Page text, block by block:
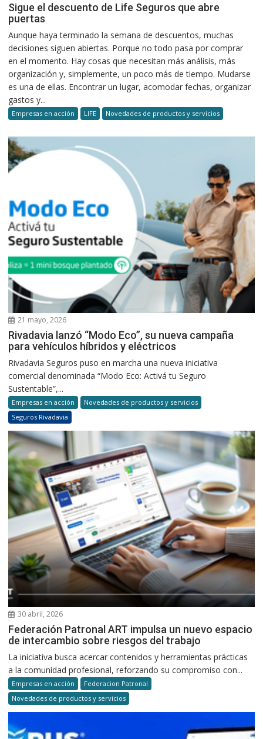
Sigue el descuento de Life Seguros que abre
puertas
Aunque haya terminado la semana de descuentos, muchas
decisiones siguen abiertas. Porque no todo pasa por comprar
en el momento. Hay cosas que necesitan más análisis, más
organización y, simplemente, un poco más de tiempo. Mudarse
es una de ellas. Encontrar un lugar, acomodar fechas, organizar
gastos y...
Empresas en acción LIFE Novedades de productos y servicios
21 mayo, 2026
Rivadavia lanzó “Modo Eco”, su nueva campaña
para vehículos híbridos y eléctricos
Rivadavia Seguros puso en marcha una nueva iniciativa
comercial denominada “Modo Eco: Activá tu Seguro
Sustentable”,...
Empresas en acción
Novedades de productos y servicios
Seguros Rivadavia
30 abril, 2026
Federación Patronal ART impulsa un nuevo espacio
de intercambio sobre riesgos del trabajo
La iniciativa busca acercar contenidos y herramientas prácticas
a la comunidad profesional, reforzando su compromiso con...
Empresas en acción
Federacion Patronal
Novedades de productos y servicios